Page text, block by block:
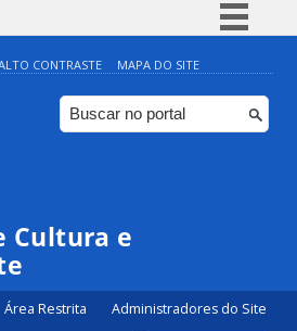
Simplifique!
Comunica BR
Participe
CONTRASTE MAPA DO SITE
Cultura e
Área Restrita Administradores do Site